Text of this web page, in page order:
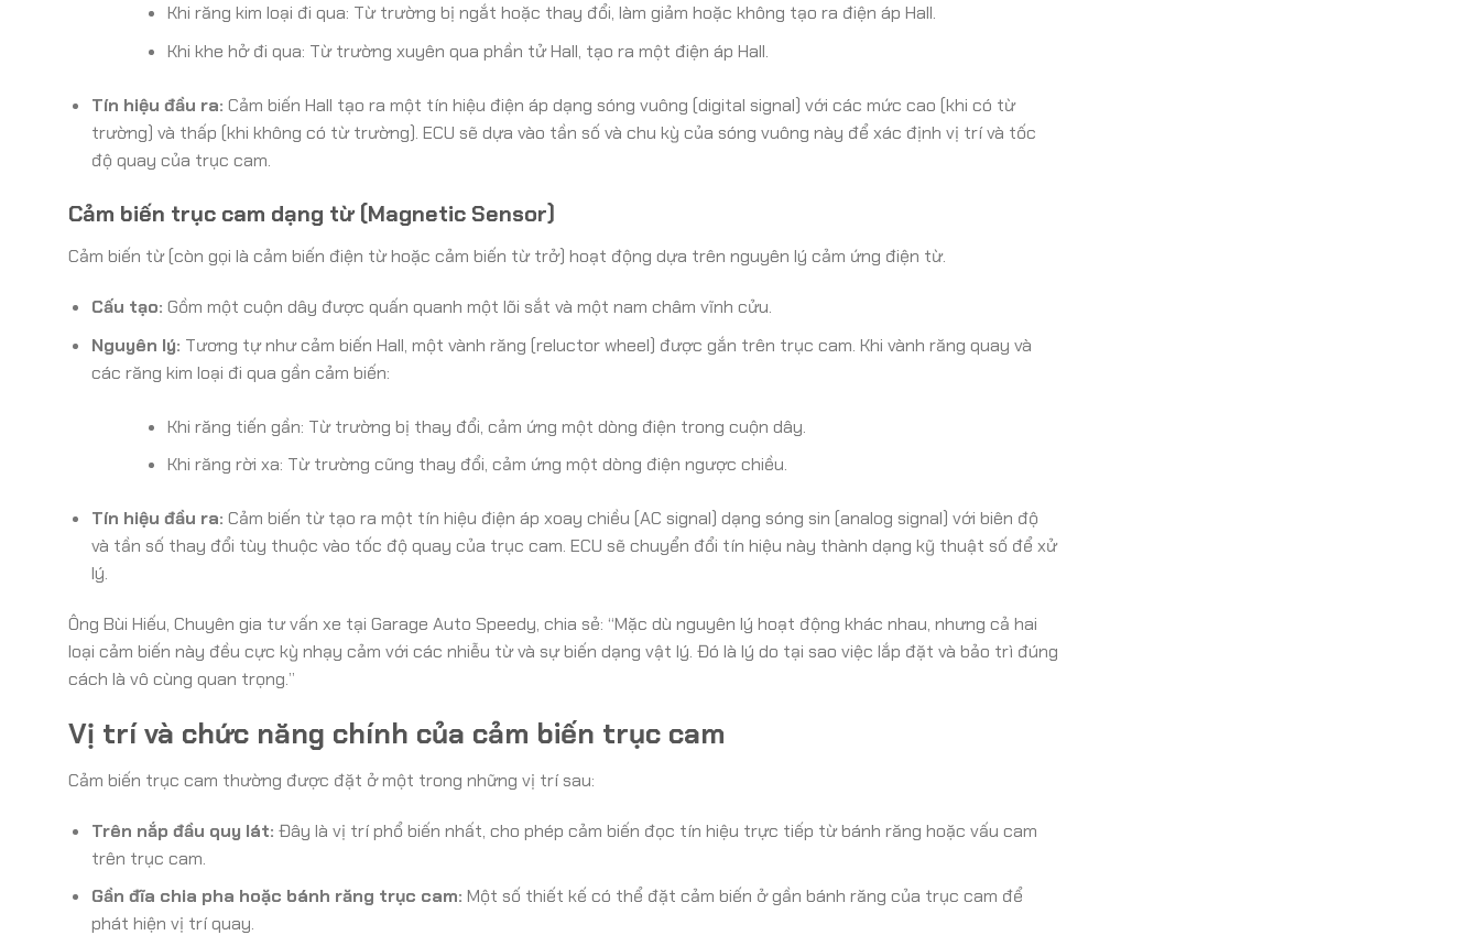
Khi răng kim loại đi qua: Từ trường bị ngắt hoặc thay đổi, làm giảm hoặc không tạo ra điện áp Hall.
Khi khe hở đi qua: Từ trường xuyên qua phần tử Hall, tạo ra một điện áp Hall.
Tín hiệu đầu ra: Cảm biến Hall tạo ra một tín hiệu điện áp dạng sóng vuông (digital signal) với các mức cao (khi có từ
trường) và thấp (khi không có từ trường). ECU sẽ dựa vào tần số và chu kỳ của sóng vuông này để xác định vị trí và tốc
độ quay của trục cam.
Cảm biến trục cam dạng từ (Magnetic Sensor)
Cảm biến từ (còn gọi là cảm biến điện từ hoặc cảm biến từ trở) hoạt động dựa trên nguyên lý cảm ứng điện từ.
Cấu tạo: Gồm một cuộn dây được quấn quanh một lõi sắt và một nam châm vĩnh cửu.
Nguyên lý: Tương tự như cảm biến Hall, một vành răng (reluctor wheel) được gắn trên trục cam. Khi vành răng quay và
các răng kim loại đi qua gần cảm biến:
Khi răng tiến gần: Từ trường bị thay đổi, cảm ứng một dòng điện trong cuộn dây.
Khi răng rời xa: Từ trường cũng thay đổi, cảm ứng một dòng điện ngược chiều.
Tín hiệu đầu ra: Cảm biến từ tạo ra một tín hiệu điện áp xoay chiều (AC signal) dạng sóng sin (analog signal) với biên độ
và tần số thay đổi tùy thuộc vào tốc độ quay của trục cam. ECU sẽ chuyển đổi tín hiệu này thành dạng kỹ thuật số để xử
lý.
Ông Bùi Hiếu, Chuyên gia tư vấn xe tại Garage Auto Speedy, chia sẻ: “Mặc dù nguyên lý hoạt động khác nhau, nhưng cả hai
loại cảm biến này đều cực kỳ nhạy cảm với các nhiễu từ và sự biến dạng vật lý. Đó là lý do tại sao việc lắp đặt và bảo trì đúng
cách là vô cùng quan trọng.”
Vị trí và chức năng chính của cảm biến trục cam
Cảm biến trục cam thường được đặt ở một trong những vị trí sau:
Trên nắp đầu quy lát: Đây là vị trí phổ biến nhất, cho phép cảm biến đọc tín hiệu trực tiếp từ bánh răng hoặc vấu cam
trên trục cam.
Gần đĩa chia pha hoặc bánh răng trục cam: Một số thiết kế có thể đặt cảm biến ở gần bánh răng của trục cam để
phát hiện vị trí quay.